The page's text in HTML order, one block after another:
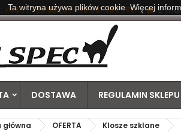
+48 71 790 06 20 | +48 601 884 778 E-
DOSTAWA REGULAMIN SKLEPU
OFERTA Klosze szklane
Ta witryna używa plików cookie. Więcej